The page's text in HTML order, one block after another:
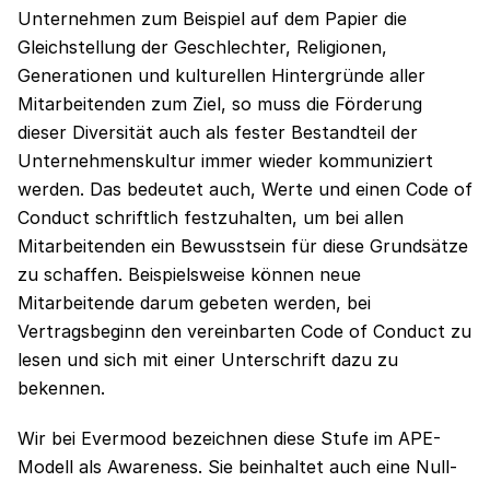
Unternehmen zum Beispiel auf dem Papier die
Gleichstellung der Geschlechter, Religionen,
Generationen und kulturellen Hintergründe aller
Mitarbeitenden zum Ziel, so muss die Förderung
dieser Diversität auch als fester Bestandteil der
Unternehmenskultur immer wieder kommuniziert
werden. Das bedeutet auch, Werte und einen Code of
Conduct schriftlich festzuhalten, um bei allen
Mitarbeitenden ein Bewusstsein für diese Grundsätze
zu schaffen. Beispielsweise können neue
Mitarbeitende darum gebeten werden, bei
Vertragsbeginn den vereinbarten Code of Conduct zu
lesen und sich mit einer Unterschrift dazu zu
bekennen.
Wir bei Evermood bezeichnen diese Stufe im APE-
Modell als Awareness. Sie beinhaltet auch eine Null-